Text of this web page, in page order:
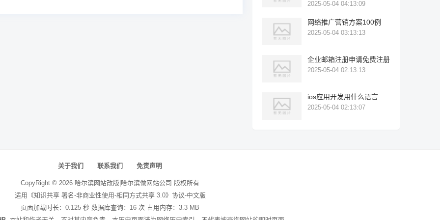
2025-05-04 04:13:09
网络推广营销方案100例
2025-05-04 03:13:13
企业邮箱注册申请免费注册
2025-05-04 02:13:13
ios应用开发用什么语言
2025-05-04 02:13:07
关于我们 联系我们 免责声明
CopyRight © 2026 哈尔滨网站改版|哈尔滨做网站公司 版权所有
适用《知识共享 署名-非商业性使用-相同方式共享 3.0》协议-中文版
页面加载时长：0.125 秒 数据库查询：16 次 占用内存：3.3 MB